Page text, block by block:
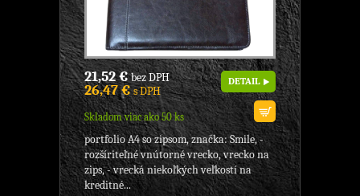
21,52 €bez DPH
26,47 €s DPH
Skladom viac ako 50 ks
DETAIL
portfolio A4 so zipsom, značka: Smile, -
rozšíriteľné vnútorné vrecko, vrecko na
zips, - vrecká niekoľkých veľkostí na
kreditné...